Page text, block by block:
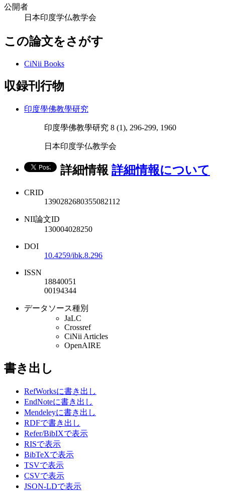
公開者
日本印度学仏教学会
この論文をさがす
CiNii Books
収録刊行物
印度學佛教學研究
印度學佛教學研究 8 (1), 296-299, 1960
日本印度学仏教学会
詳細情報 詳細情報について
CRID
1390282680355082112
NII論文ID
130004028250
DOI
10.4259/ibk.8.296
ISSN
18840051
00194344
データソース種別
JaLC
Crossref
CiNii Articles
OpenAIRE
書き出し
RefWorksに書き出し
EndNoteに書き出し
Mendeleyに書き出し
RDFで書き出し
Refer/BibIXで表示
RISで表示
BibTeXで表示
TSVで表示
CSVで表示
JSON-LDで表示